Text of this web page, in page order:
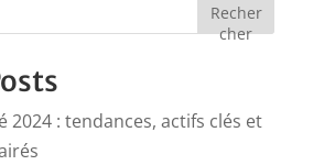
Recher
cher
2024 : tendances, actifs clés et